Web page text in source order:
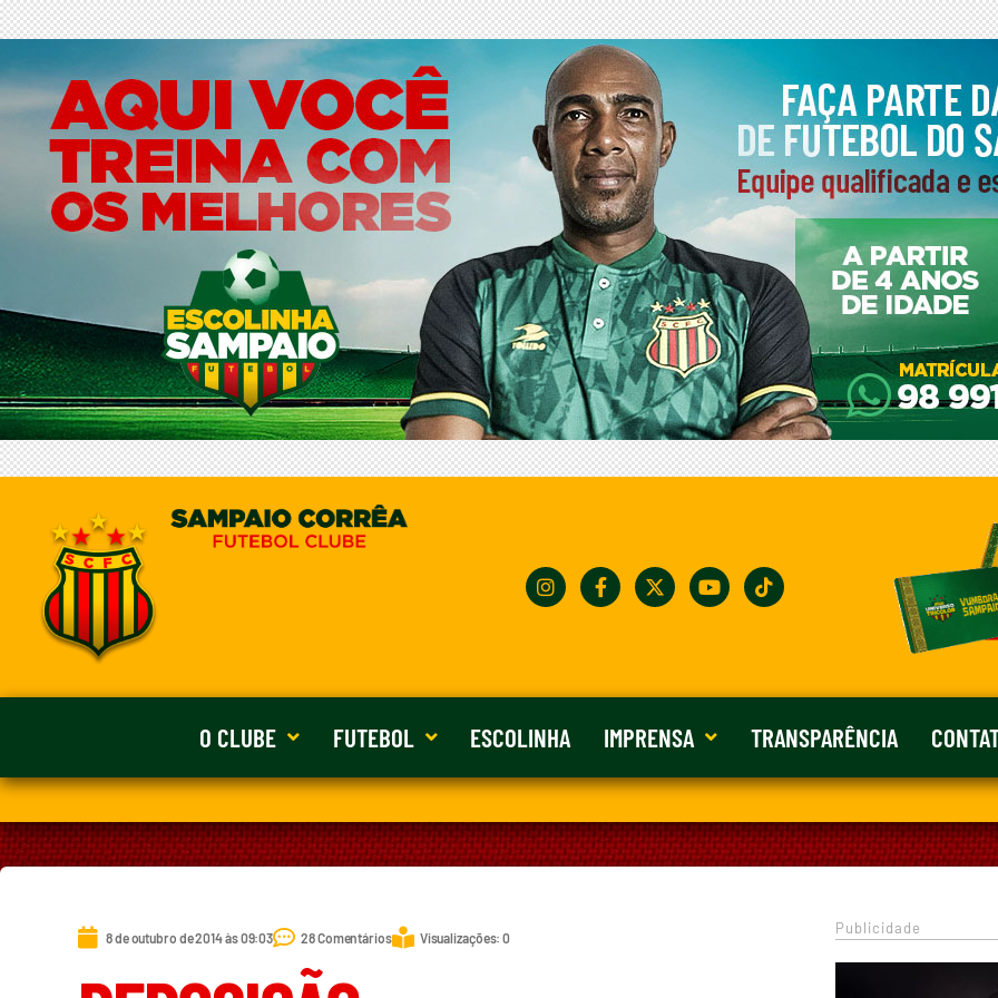
O CLUBE FUTEBOL ESCOLINHA IMPRENSA TRANSPARÊNCIA
8 de outubro de 2014 às 09:03 28 Comentários Visualizações: 0
Publicidade